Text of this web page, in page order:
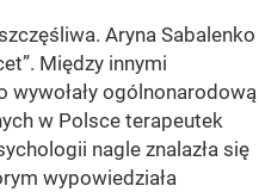
Aryna Sabalenko
Między innymi
wywołały ogólnonarodową
w Polsce terapeutek
nagle znalazła się
wypowiedziała